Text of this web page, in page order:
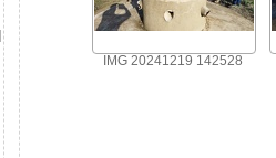
IMG 20241219 142528